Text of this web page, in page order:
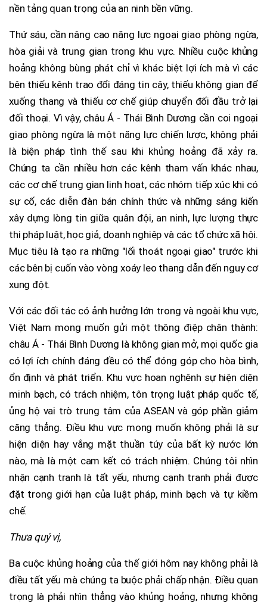
nền tảng quan trọng của an ninh bền vững.
Thứ sáu, cần nâng cao năng lực ngoại giao phòng ngừa,
hòa giải và trung gian trong khu vực. Nhiều cuộc khủng
hoảng không bùng phát chỉ vì khác biệt lợi ích mà vì các
bên thiếu kênh trao đổi đáng tin cậy, thiếu không gian để
xuống thang và thiếu cơ chế giúp chuyển đối đầu trở lại
đối thoại. Vì vậy, châu Á - Thái Bình Dương cần coi ngoại
giao phòng ngừa là một năng lực chiến lược, không phải
là biện pháp tình thế sau khi khủng hoảng đã xảy ra.
Chúng ta cần nhiều hơn các kênh tham vấn khác nhau,
các cơ chế trung gian linh hoạt, các nhóm tiếp xúc khi có
sự cố, các diễn đàn bán chính thức và những sáng kiến
xây dựng lòng tin giữa quân đội, an ninh, lực lượng thực
thi pháp luật, học giả, doanh nghiệp và các tổ chức xã hội.
Mục tiêu là tạo ra những "lối thoát ngoại giao" trước khi
các bên bị cuốn vào vòng xoáy leo thang dẫn đến nguy cơ
xung đột.
Với các đối tác có ảnh hưởng lớn trong và ngoài khu vực,
Việt Nam mong muốn gửi một thông điệp chân thành:
châu Á - Thái Bình Dương là không gian mở, mọi quốc gia
có lợi ích chính đáng đều có thể đóng góp cho hòa bình,
ổn định và phát triển. Khu vực hoan nghênh sự hiện diện
minh bạch, có trách nhiệm, tôn trọng luật pháp quốc tế,
ủng hộ vai trò trung tâm của ASEAN và góp phần giảm
căng thẳng. Điều khu vực mong muốn không phải là sự
hiện diện hay vắng mặt thuần túy của bất kỳ nước lớn
nào, mà là một cam kết có trách nhiệm. Chúng tôi nhìn
nhận cạnh tranh là tất yếu, nhưng cạnh tranh phải được
đặt trong giới hạn của luật pháp, minh bạch và tự kiềm
chế.
Thưa quý vị,
Ba cuộc khủng hoảng của thế giới hôm nay không phải là
điều tất yếu mà chúng ta buộc phải chấp nhận. Điều quan
trọng là phải nhìn thẳng vào khủng hoảng, nhưng không